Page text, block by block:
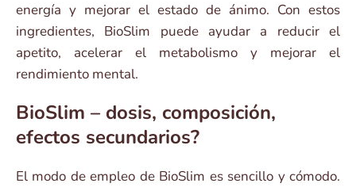
energía y mejorar el estado de ánimo. Con estos
ingredientes, BioSlim puede ayudar a reducir el
apetito, acelerar el metabolismo y mejorar el
rendimiento mental.
BioSlim – dosis, composición,
efectos secundarios?
El modo de empleo de BioSlim es sencillo y cómodo.